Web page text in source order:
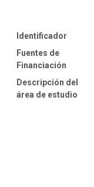
Identificador
Fuentes de
Financiación
Descripción del
área de estudio